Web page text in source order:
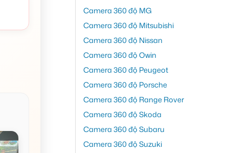
Camera 360 độ MG
Camera 360 độ Mitsubishi
Camera 360 độ Nissan
Camera 360 độ Owin
Camera 360 độ Peugeot
Camera 360 độ Porsche
Camera 360 độ Range Rover
Camera 360 độ Skoda
Camera 360 độ Subaru
Camera 360 độ Suzuki